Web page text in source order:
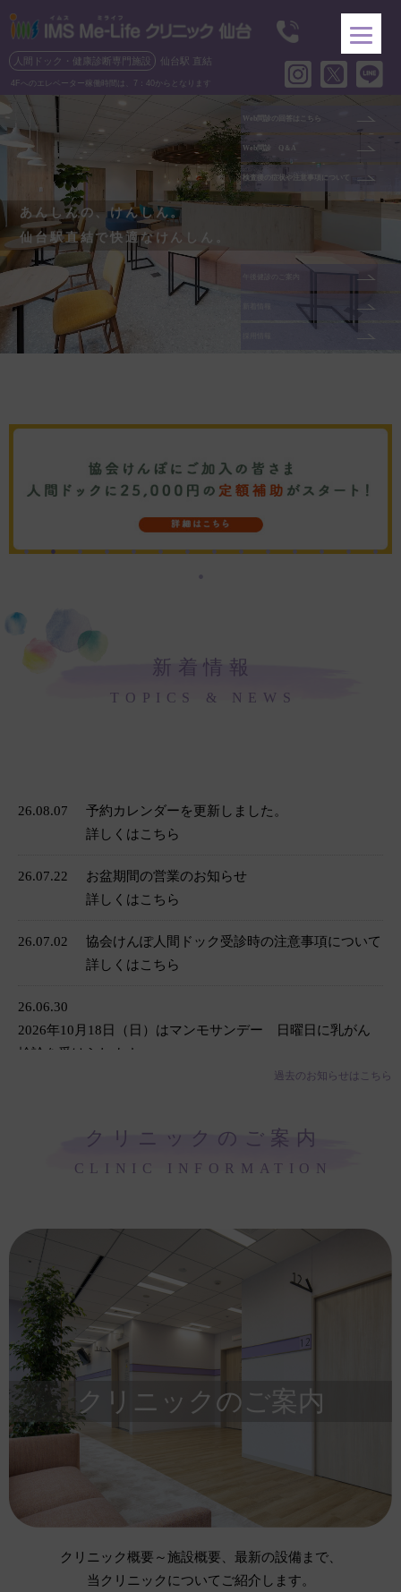
人間ドック・健康診断専門施設 仙台駅 直結
4Fへのエレベーター稼働時間は、7：40からとなります
あんしんの、けんしん。
仙台駅直結で快適なけんしん。
Web問診の回答はこちら
Web問診 Q＆A
検査後の症状や注意事項について
新着情報
TOPICS & NEWS
26.08.07
予約カレンダーを更新しました。
詳しくはこちら
26.07.22
お盆期間の営業のお知らせ
詳しくはこちら
26.07.02
協会けんぽ人間ドック受診時の注意事項について
詳しくはこちら
26.06.30
2026年10月18日（日）はマンモサンデー 日曜日に乳がん
検診を受けられます。
詳しくはこちら
公開講座「公認心理師が伝える部下のメンタルケアのコツ」
開催のお知らせ
26.01.30
公開講座「協会けんぽご加入の事業所様向け～新・健診制度
説明会～」開催のお知らせ
詳しくはこちら
2026年度健診ご予約開始のお知らせ
「み・らいふvol.11」を発行いたしました。
詳しくはこちら
過去のお知らせはこちら
クリニックのご案内
CLINIC INFORMATION
クリニックのご案内
クリニック概要～施設概要、最新の設備まで、
当クリニックについてご紹介します。